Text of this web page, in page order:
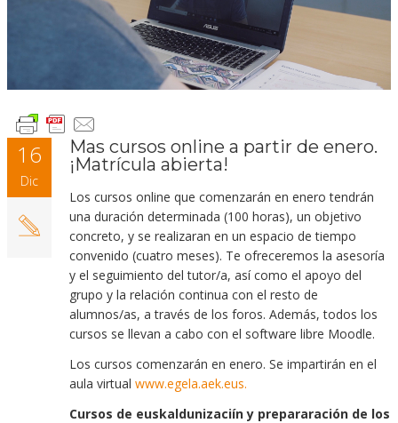
16
Dic
Mas cursos online a partir de enero.
¡Matrícula abierta!
Los cursos online que comenzarán en enero tendrán
una duración determinada (100 horas), un objetivo
concreto, y se realizaran en un espacio de tiempo
convenido (cuatro meses). Te ofreceremos la asesoría
y el seguimiento del tutor/a, así como el apoyo del
grupo y la relación continua con el resto de
alumnos/as, a través de los foros. Además, todos los
cursos se llevan a cabo con el software libre Moodle.
Los cursos comenzarán en enero. Se impartirán en el
aula virtual www.egela.aek.eus.
Cursos de euskaldunizaciín y prepararación de los